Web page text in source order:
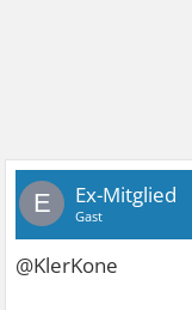
E Ex-Mitglied
Gast
@KlerKone